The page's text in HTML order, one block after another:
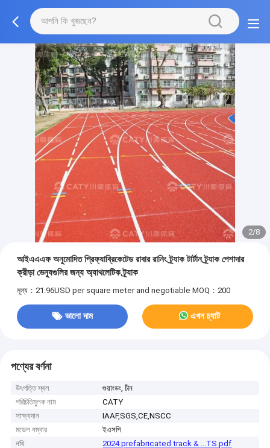
2/8
আইএএএফ অনুমোদিত প্রিফ্যাব্রিকেটেড রাবার রানিং ট্র্যাক টার্টান ট্র্যাক পেশাদার
ক্রীড়া ভেন্যুগুলির জন্য অ্যাথলেটিক ট্র্যাক
মূল্য：21.96USD per square meter and negotiable MOQ：200
ভালো দাম এখন চ্যাট
পণ্যের বর্ণনা
উৎপত্তি স্থল
গুয়াংডং, চীন
পরিচিতিমুলক নাম
CATY
সাক্ষ্যদান
IAAF,SGS,CE,NSCC
মডেল নম্বার
ইএসপি
নথি
2024 prefabricated track & ...TS.pdf